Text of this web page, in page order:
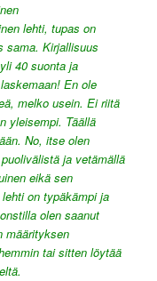
lehti, tupas on
sama. Kirjallisuus
40 suonta ja
En ole
melko usein. Ei riitä
yleisempi. Täällä
No, itse olen
ja vetämällä
eikä sen
on typäkämpi ja
olen saanut
määrityksen
tai sitten löytää